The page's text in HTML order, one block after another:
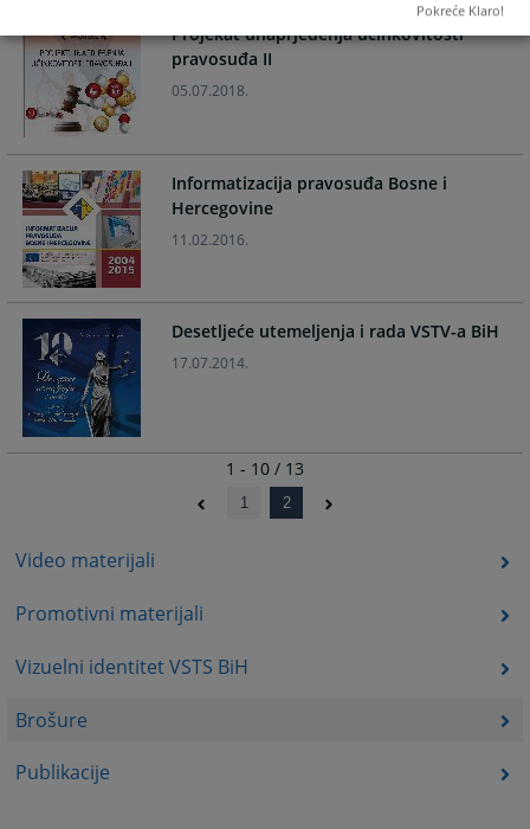
Video materijali
Promotivni materijali
Vizuelni identitet VSTS BiH
Brošure
Publikacije
Projekat unaprjeđenja učinkovitosti
pravosuđa II
05.07.2018.
Informatizacija pravosuđa Bosne i
Hercegovine
11.02.2016.
Desetljeće utemeljenja i rada VSTV-a BiH
17.07.2014.
1 - 10 / 13
1 2
Pokreće Klaro!